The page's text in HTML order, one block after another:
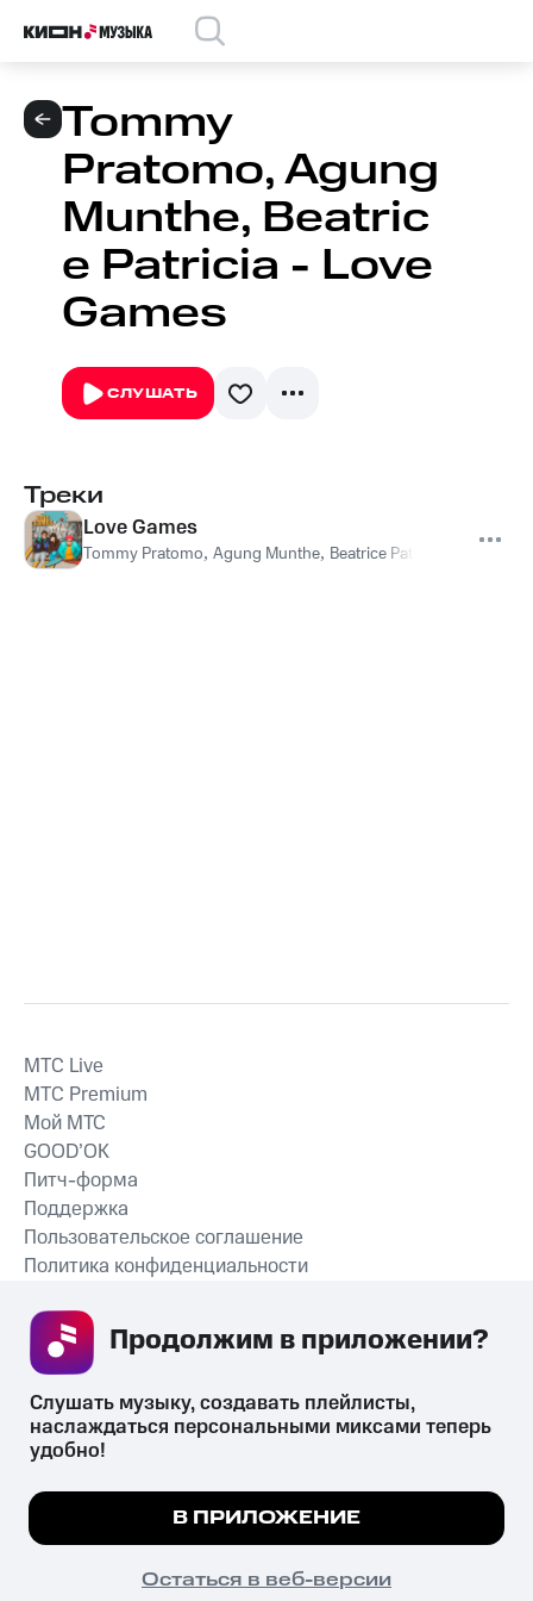
Tommy
Pratomo, Agung
Munthe, Beatric
e Patricia - Love
Games
СЛУШАТЬ
Треки
Love Games
Tommy Pratomo, Agung Munthe, Beatrice Patricia
СКАЧАТЬ ПРИЛОЖЕНИЕ
MTС Live
MTС Premium
Мой МТС
GOOD’OK
Питч-форма
Поддержка
Пользовательское соглашение
Политика конфиденциальности
психотропных веществ, их аналогов причиняет вред здоровью,
их незаконный оборот запрещён и влечёт установленную
законодательством ответственность.
© 2026 ООО «КИОН».
Все права защищены
Мы используем куки, чтобы на сайте все
Подробнее
ПОНЯТНО
Слушать музыку, создавать плейлисты,
наслаждаться персональными миксами теперь
удобно!
В ПРИЛОЖЕНИЕ
Остаться в веб-версии